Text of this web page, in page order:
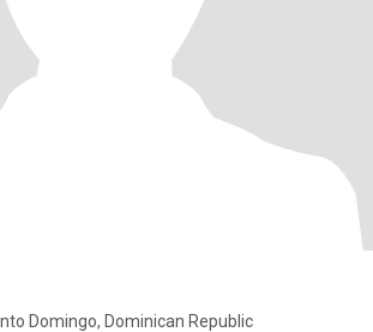
Domingo, Dominican Republic